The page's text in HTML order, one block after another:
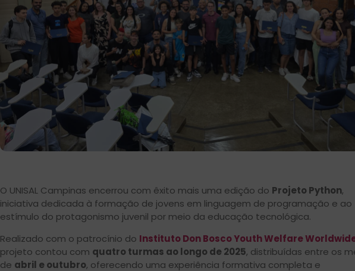
O UNISAL Campinas encerrou com êxito mais uma edição do Projeto Python,
iniciativa dedicada à formação de jovens em linguagem de programação e ao
estímulo do protagonismo juvenil por meio da educação tecnológica.
Realizado com o patrocínio do Instituto Don Bosco Youth Welfare
projeto contou com quatro turmas ao longo de 2025, distribuídas entre os
de abril e outubro, oferecendo uma experiência formativa completa e